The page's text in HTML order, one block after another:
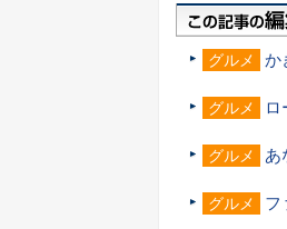
グルメ か
グルメ ロ
グルメ あ
グルメ フ